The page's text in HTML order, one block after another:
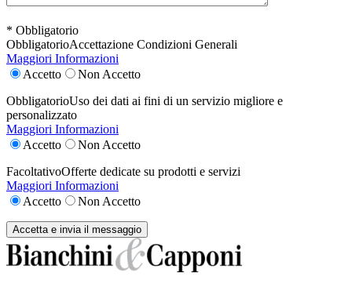
* Obbligatorio
ObbligatorioAccettazione Condizioni Generali
Maggiori Informazioni
Accetto
Non Accetto
ObbligatorioUso dei dati ai fini di un servizio migliore e
personalizzato
Maggiori Informazioni
Accetto
Non Accetto
FacoltativoOfferte dedicate su prodotti e servizi
Maggiori Informazioni
Accetto
Non Accetto